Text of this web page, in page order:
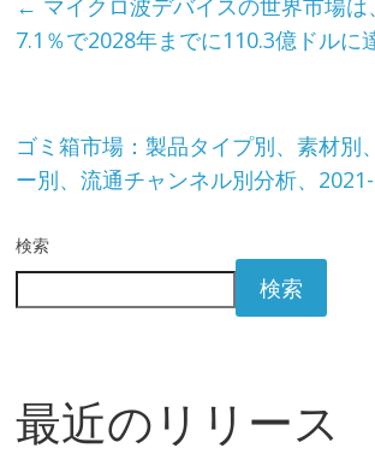
7.1％で2028年までに110.3億ドルに
ゴミ箱市場：製品タイプ別、素材別
ー別、流通チャンネル別分析、
検索
検索
最近のリリース